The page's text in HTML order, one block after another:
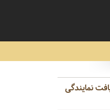
نمایندگی